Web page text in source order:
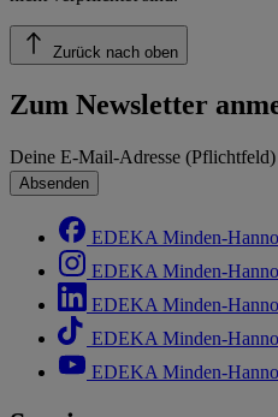
Zurück nach oben
Zum Newsletter
Deine E-Mail-Adresse (Pflichtfeld)
Absenden
EDEKA Minden-
EDEKA Minden-
EDEKA Minden-
EDEKA Minden-
EDEKA Minden-